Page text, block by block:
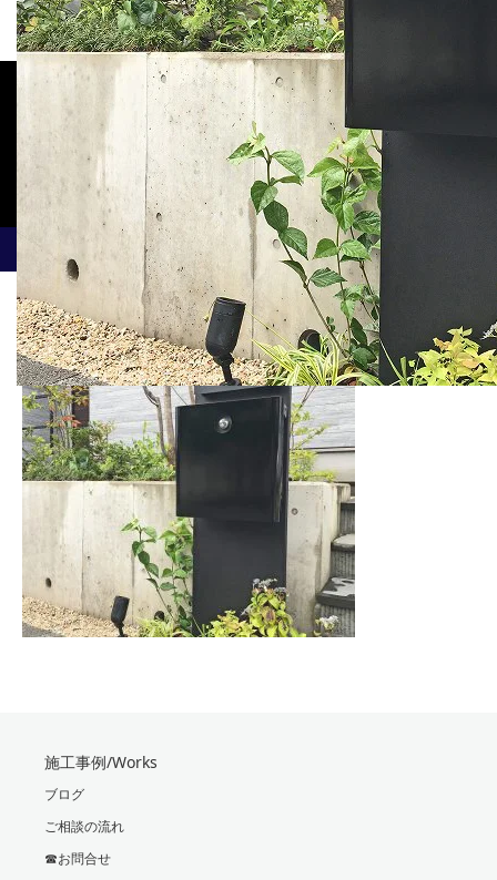
製作機能門柱.04-05
製作機能門柱.04-05
施工事例/Works
ブログ
ご相談の流れ
☎お問合せ